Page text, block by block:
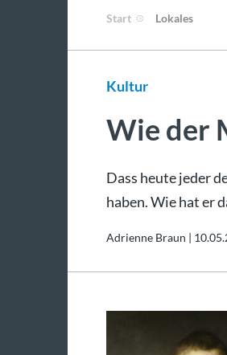
Start Lokales
Kultur
Wie der
Dass heute jeder
haben. Wie hat er
Adrienne Braun |